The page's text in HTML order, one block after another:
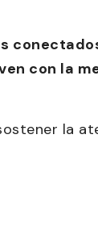
con la
la